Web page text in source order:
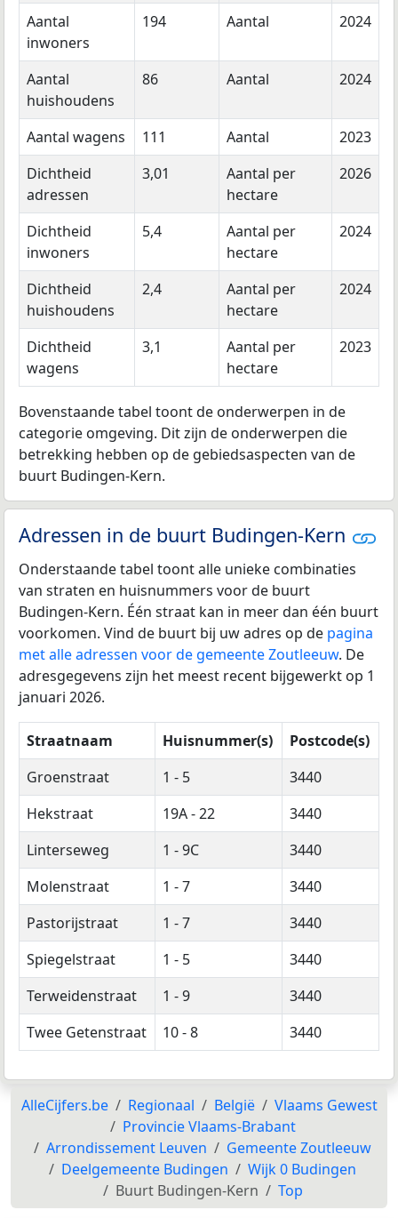
Aantal
inwoners
194 Aantal 2024
Aantal
huishoudens
86 Aantal 2024
Aantal wagens 111 Aantal
2023
Dichtheid
adressen
3,01
Aantal per
hectare
2026
Dichtheid
inwoners
5,4
Aantal per
hectare
2024
Dichtheid
huishoudens
2,4
Aantal per
hectare
2024
Dichtheid
wagens
3,1
Aantal per
hectare
2023
Bovenstaande tabel toont de onderwerpen in de
categorie omgeving. Dit zijn de onderwerpen die
betrekking hebben op de gebiedsaspecten van de
buurt Budingen-Kern.
Adressen in de buurt Budingen-Kern
Onderstaande tabel toont alle unieke combinaties
van straten en huisnummers voor de buurt
Budingen-Kern. Één straat kan in meer dan één buurt
voorkomen. Vind de buurt bij uw adres op de pagina
met alle adressen voor de gemeente Zoutleeuw. De
adresgegevens zijn het meest recent bijgewerkt op 1
januari 2026.
Straatnaam Huisnummer(s)
Postcode(s)
Groenstraat
1 - 5
3440
Hekstraat
19A - 22
3440
Linterseweg
1 - 9C
3440
Molenstraat
1 - 7
3440
Pastorijstraat
1 - 7
3440
Spiegelstraat
1 - 5
3440
Terweidenstraat
1 - 9
3440
Twee Getenstraat
10 - 8 3440
AlleCijfers.be Regionaal België
Vlaams Gewest
Provincie Vlaams-Brabant
Arrondissement Leuven
Gemeente Zoutleeuw
Deelgemeente Budingen
Wijk 0 Budingen
Buurt Budingen-Kern
Top